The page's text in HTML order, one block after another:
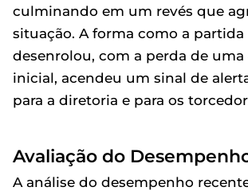
culminando em um revés que
situação. A forma como a partida
desenrolou, com a perda de
inicial, acendeu um sinal de
para a diretoria e para os
Avaliação do
A análise do desempenho